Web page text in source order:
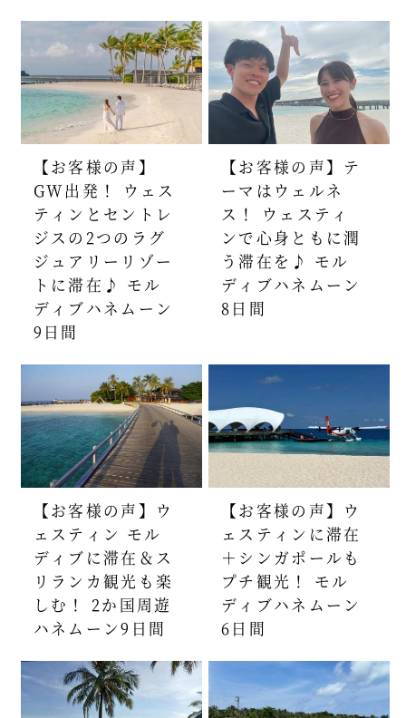
【お客様の声】
GW出発！ ウェス
ティンとセントレ
ジスの2つのラグ
ジュアリーリゾー
トに滞在♪ モル
ディブハネムーン
9日間
【お客様の声】テ
ーマはウェルネ
ス！ ウェスティ
ンで心身ともに潤
う滞在を♪ モル
ディブハネムーン
8日間
【お客様の声】ウ
ェスティン モル
ディブに滞在＆ス
リランカ観光も楽
しむ！ 2か国周遊
ハネムーン9日間
【お客様の声】ウ
ェスティンに滞在
＋シンガポールも
プチ観光！ モル
ディブハネムーン
6日間